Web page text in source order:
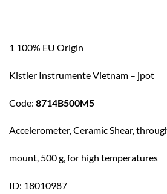
1 100% EU Origin
Kistler Instrumente Vietnam – jpot
Code: 8714B500M5
Accelerometer, Ceramic Shear,
mount, 500 g, for high temperatures
ID: 18010987